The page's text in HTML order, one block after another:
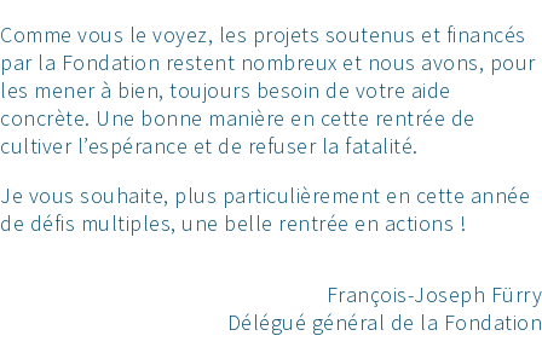
Comme vous le voyez, les projets soutenus et financés
par la Fondation restent nombreux et nous avons, pour
les mener à bien, toujours besoin de votre aide
concrète. Une bonne manière en cette rentrée de
cultiver l’espérance et de refuser la fatalité.
Je vous souhaite, plus particulièrement en cette année
de défis multiples, une belle rentrée en actions !
François-Joseph Fürry
Délégué général de la Fondation